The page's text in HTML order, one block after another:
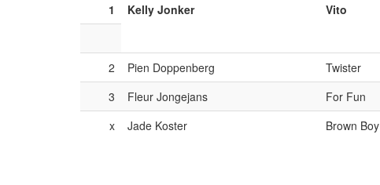
1
Kelly Jonker Vito
2 Pien Doppenberg Twister
3
Fleur Jongejans For Fun
x
Jade Koster Brown Boy